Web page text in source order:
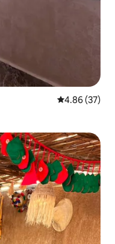
レビュー37
4.86 (37)